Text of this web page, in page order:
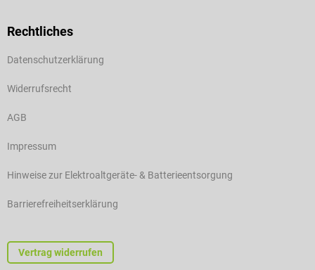
Rechtliches
Datenschutzerklärung
Widerrufsrecht
AGB
Impressum
Hinweise zur Elektroaltgeräte- & Batterieentsorgung
Barrierefreiheitserklärung
Vertrag widerrufen